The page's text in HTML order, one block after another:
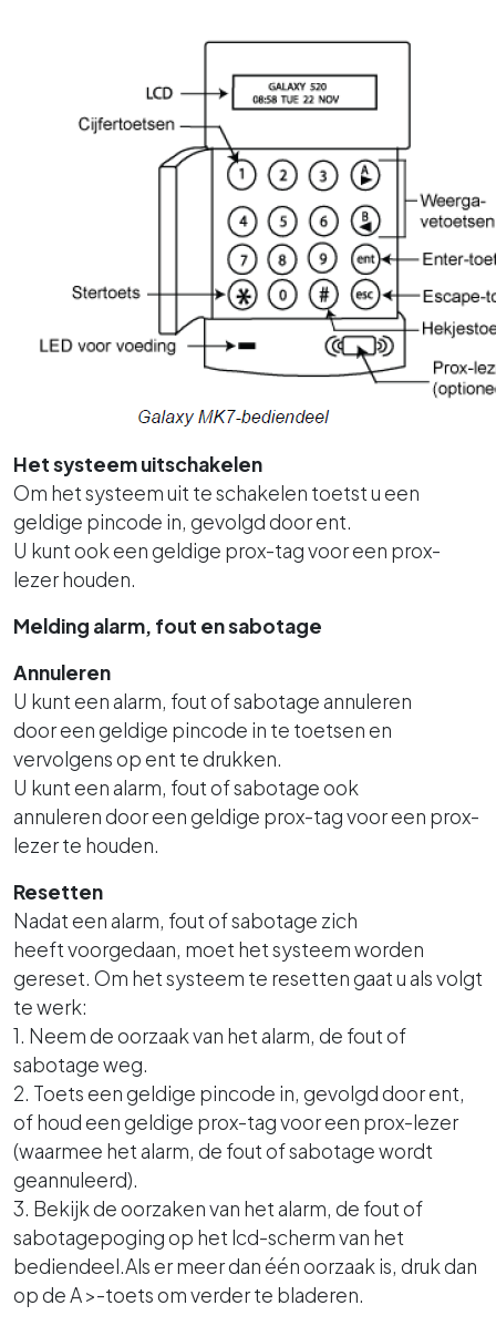
Het systeem uitschakelen
Om het systeem uit te schakelen toetst u een
geldige pincode in, gevolgd door ent.
U kunt ook een geldige prox-tag voor een prox-
lezer houden.
Melding alarm, fout en sabotage
Annuleren
U kunt een alarm, fout of sabotage annuleren
door een geldige pincode in te toetsen en
vervolgens op ent te drukken.
U kunt een alarm, fout of sabotage ook
annuleren door een geldige prox-tag voor een prox-
lezer te houden.
Resetten
Nadat een alarm, fout of sabotage zich
heeft voorgedaan, moet het systeem worden
gereset. Om het systeem te resetten gaat u als volgt
te werk:
1. Neem de oorzaak van het alarm, de fout of
sabotage weg.
2. Toets een geldige pincode in, gevolgd door ent,
of houd een geldige prox-tag voor een prox-lezer
(waarmee het alarm, de fout of sabotage wordt
geannuleerd).
3. Bekijk de oorzaken van het alarm, de fout of
sabotagepoging op het lcd-scherm van het
bediendeel.Als er meer dan één oorzaak is, druk dan
op de A >-toets om verder te bladeren.